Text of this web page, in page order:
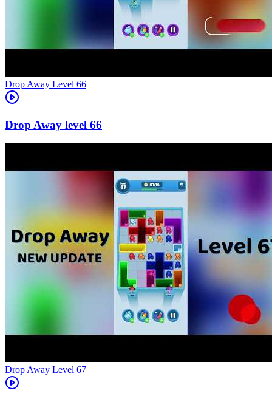
Level 66
66
Level 67